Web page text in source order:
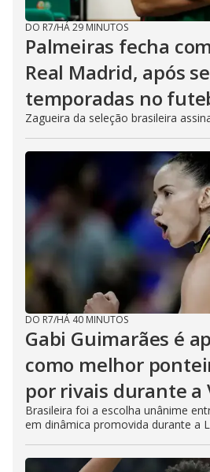
DO R7/HÁ 29 MINUTOS
Palmeiras fecha
Real Madrid, após
temporadas no
Zagueira da seleção brasileira
DO R7/HÁ 40 MINUTOS
Gabi Guimarães é
como melhor
por rivais durante a
Brasileira foi a escolha unânime
em dinâmica promovida durante a